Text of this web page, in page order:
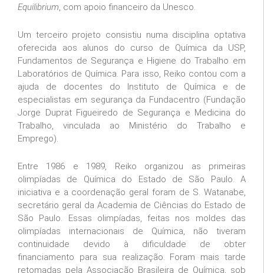
Equilibrium, com apoio financeiro da Unesco.
Um terceiro projeto consistiu numa disciplina optativa
oferecida aos alunos do curso de Química da USP,
Fundamentos de Segurança e Higiene do Trabalho em
Laboratórios de Química. Para isso, Reiko contou com a
ajuda de docentes do Instituto de Química e de
especialistas em segurança da Fundacentro (Fundação
Jorge Duprat Figueiredo de Segurança e Medicina do
Trabalho, vinculada ao Ministério do Trabalho e
Emprego).
Entre 1986 e 1989, Reiko organizou as primeiras
olimpíadas de Química do Estado de São Paulo. A
iniciativa e a coordenação geral foram de S. Watanabe,
secretário geral da Academia de Ciências do Estado de
São Paulo. Essas olimpíadas, feitas nos moldes das
olimpíadas internacionais de Química, não tiveram
continuidade devido à dificuldade de obter
financiamento para sua realização. Foram mais tarde
retomadas pela Associação Brasileira de Química, sob